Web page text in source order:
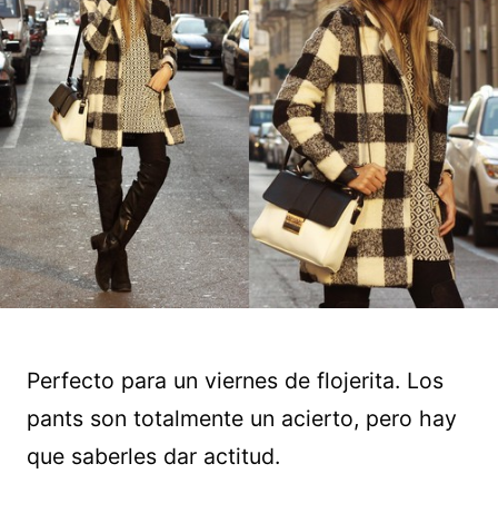
Perfecto para un viernes de flojerita. Los
pants son totalmente un acierto, pero hay
que saberles dar actitud.